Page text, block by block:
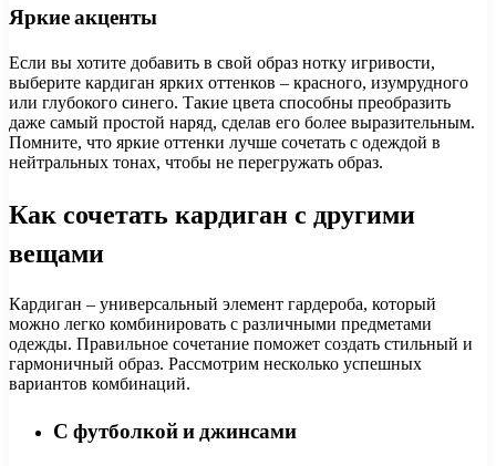
Яркие акценты
Если вы хотите добавить в свой образ нотку игривости,
выберите кардиган ярких оттенков – красного, изумрудного
или глубокого синего. Такие цвета способны преобразить
даже самый простой наряд, сделав его более выразительным.
Помните, что яркие оттенки лучше сочетать с одеждой в
нейтральных тонах, чтобы не перегружать образ.
Как сочетать кардиган с другими
вещами
Кардиган – универсальный элемент гардероба, который
можно легко комбинировать с различными предметами
одежды. Правильное сочетание поможет создать стильный и
гармоничный образ. Рассмотрим несколько успешных
вариантов комбинаций.
С футболкой и джинсами